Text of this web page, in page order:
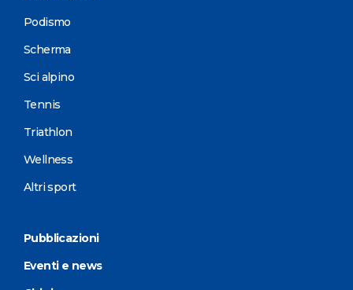
Podismo
Scherma
Sci alpino
Tennis
Triathlon
Wellness
Altri sport
Pubblicazioni
Eventi e news